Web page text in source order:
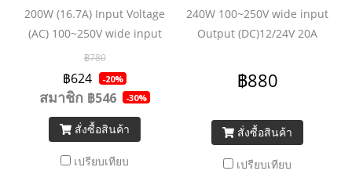
200W (16.7A) Input Voltage
(AC) 100~250V wide input
Output (DC) 12/24V Output
Power 200W
฿780
฿624 -20%
สมาชิก ฿546 -30%
สั่งซื้อสินค้า
เปรียบเทียบ
240W 100~250V wide input
Output (DC)12/24V 20A
฿880
สั่งซื้อสินค้า
เปรียบเทียบ